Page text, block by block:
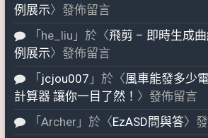
例展示〉發佈留言
「 he_liu 」於〈飛剪 – 即時生成
例展示〉發佈留言
「 jcjou007 」於〈風車能發多少
計算器 讓你一目了然！ 〉發佈留言
「 Archer」於〈EzASD問與答〉